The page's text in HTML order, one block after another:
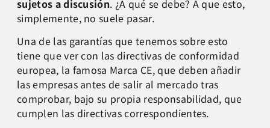
sujetos a discusión. ¿A qué se debe? A que esto,
simplemente, no suele pasar.
Una de las garantías que tenemos sobre esto
tiene que ver con las directivas de conformidad
europea, la famosa Marca CE, que deben añadir
las empresas antes de salir al mercado tras
comprobar, bajo su propia responsabilidad, que
cumplen las directivas correspondientes.